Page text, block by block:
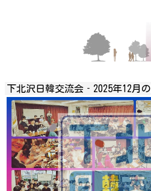
下北沢日韓交流会‐2025年12月